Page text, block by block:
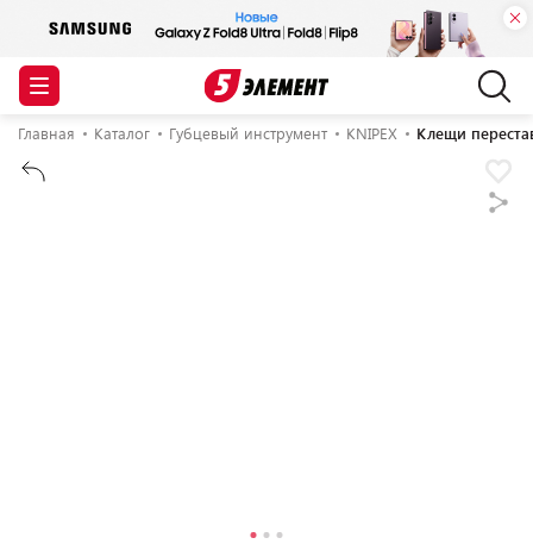
Главная Каталог Губцевый инструмент KNIPEX Клещи